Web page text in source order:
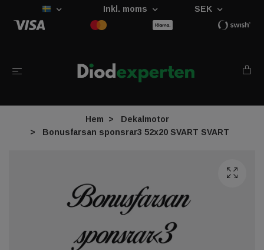
Inkl. moms SEK
Hem
Dekalmotor
Bonusfarsan sponsrar3 52x20 SVART SVART